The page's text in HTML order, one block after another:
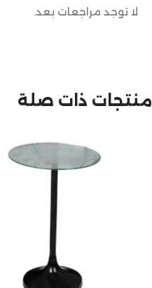
لا توجد مراجعات بعد.
منتجات ذات صلة